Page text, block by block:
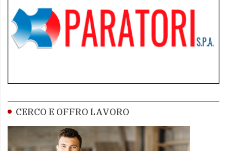
CERCO E OFFRO LAVORO